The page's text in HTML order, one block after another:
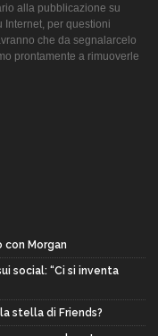
alla pubblicazione su
Internet, per questioni
che da segnalarcelo
prontamente a rimuoverle
con Morgan
social: “Ci si inventa
stella di Friends?